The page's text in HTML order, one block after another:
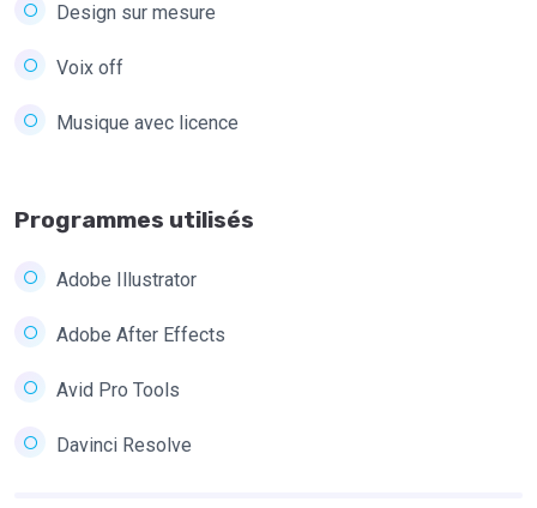
Design sur mesure
Voix off
Musique avec licence
Programmes utilisés
Adobe Illustrator
Adobe After Effects
Avid Pro Tools
Davinci Resolve